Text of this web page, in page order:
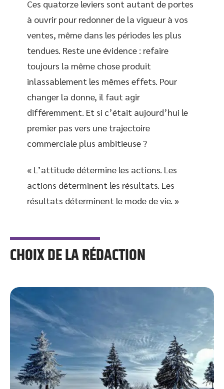
Ces quatorze leviers sont autant de portes
à ouvrir pour redonner de la vigueur à vos
ventes, même dans les périodes les plus
tendues. Reste une évidence : refaire
toujours la même chose produit
inlassablement les mêmes effets. Pour
changer la donne, il faut agir
différemment. Et si c’était aujourd’hui le
premier pas vers une trajectoire
commerciale plus ambitieuse ?
« L’attitude détermine les actions. Les
actions déterminent les résultats. Les
résultats déterminent le mode de vie. »
CHOIX DE LA RÉDACTION